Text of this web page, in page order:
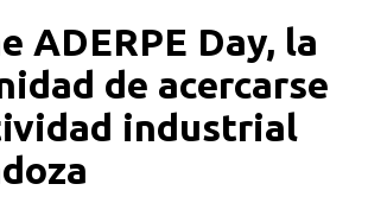
ADERPE Day, la
de acercarse
industrial